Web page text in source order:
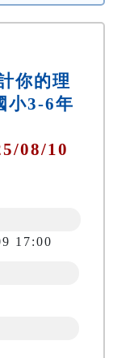
你的理
小3-6年
08/10
17:00